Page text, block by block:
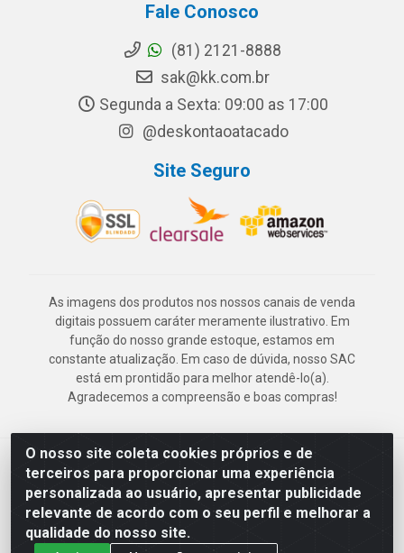
O nosso site coleta cookies próprios e de
terceiros para proporcionar uma experiência
personalizada ao usuário, apresentar publicidade
relevante de acordo com o seu perfil e melhorar a
qualidade do nosso site.
Fale Conosco
(81) 2121-8888
sak@kk.com.br
Segunda a Sexta: 09:00 as 17:00
@deskontaoatacado
Site Seguro
As imagens dos produtos nos nossos canais de venda
digitais possuem caráter meramente ilustrativo. Em
função do nosso grande estoque, estamos em
constante atualização. Em caso de dúvida, nosso SAC
está em prontidão para melhor atendê-lo(a).
Agradecemos a compreensão e boas compras!
Deskontão Atacado - Av. Marechal Mascarenhas de Morais, 2471 -
Imbiribeira - Recife/PE - CEP 51.150-001 - CNPJ 24.150.377/0003-
57